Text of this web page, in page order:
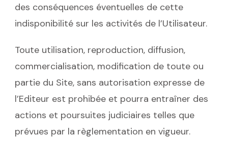
des conséquences éventuelles de cette
indisponibilité sur les activités de l’Utilisateur.
Toute utilisation, reproduction, diffusion,
commercialisation, modification de toute ou
partie du Site, sans autorisation expresse de
l’Editeur est prohibée et pourra entraîner des
actions et poursuites judiciaires telles que
prévues par la règlementation en vigueur.